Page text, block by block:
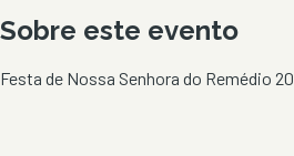
Sobre este evento
Festa de Nossa Senhora do Remédio